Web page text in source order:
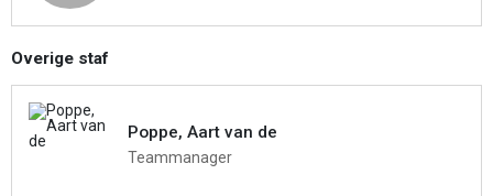
Overige staf
Poppe, Aart van de
Teammanager